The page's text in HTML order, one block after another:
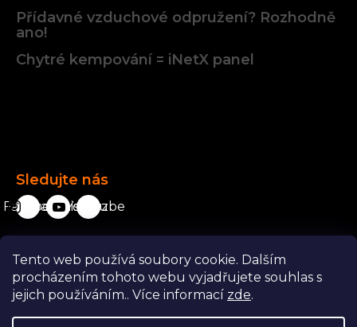
Tento web používá soubory cookie. Dalším
procházením tohoto webu vyjadřujete souhlas s
jejich používáním.. Více informací zde.
Přídavné vzduchové odpružení? Rozhodně
ano!
Chytré kempování = iNetX panel
Sledujte nás
Facebook
karavanista.cz
YouTube
Odstoupit od smlouvy